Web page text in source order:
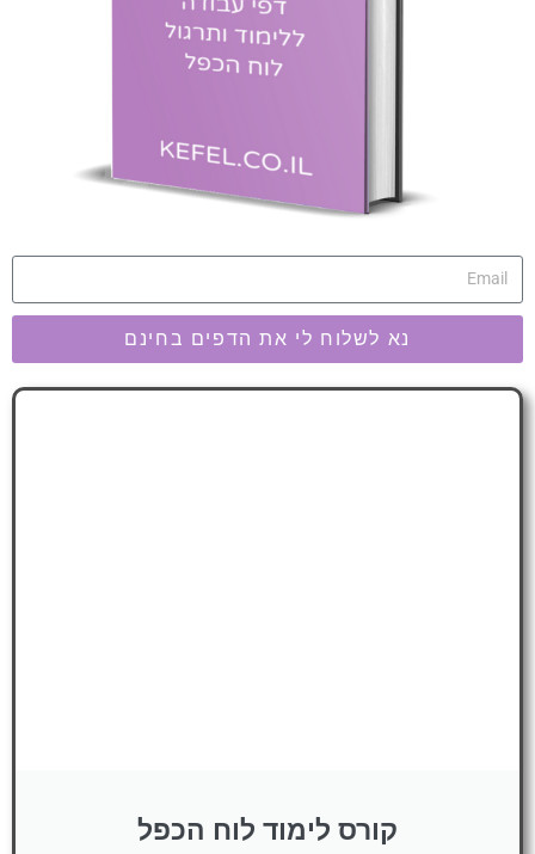
נא לשלוח לי את הדפים בחינם
קורס לימוד לוח הכפל